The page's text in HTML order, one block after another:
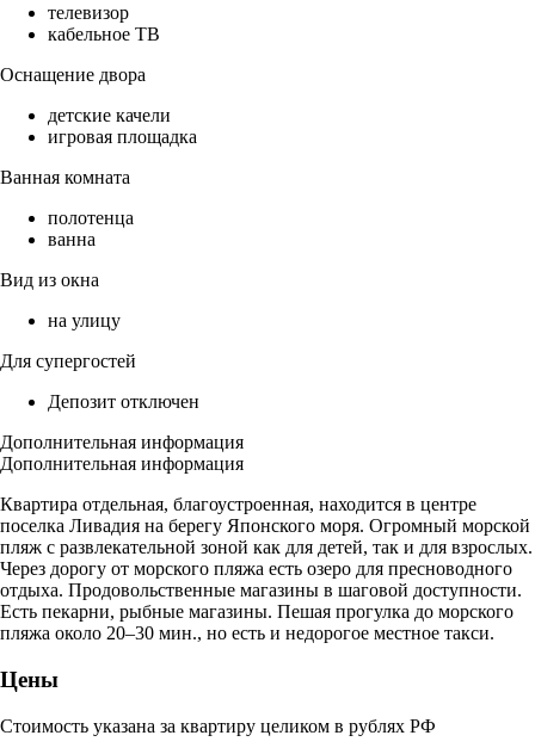
телевизор
кабельное ТВ
Оснащение двора
детские качели
игровая площадка
Ванная комната
полотенца
ванна
Вид из окна
на улицу
Для супергостей
Депозит отключен
Дополнительная информация
Дополнительная информация
Квартира отдельная, благоустроенная, находится в центре
поселка Ливадия на берегу Японского моря. Огромный морской
пляж с развлекательной зоной как для детей, так и для взрослых.
Через дорогу от морского пляжа есть озеро для пресноводного
отдыха. Продовольственные магазины в шаговой доступности.
Есть пекарни, рыбные магазины. Пешая прогулка до морского
пляжа около 20–30 мин., но есть и недорогое местное такси.
Цены
Стоимость указана за квартиру целиком в рублях РФ